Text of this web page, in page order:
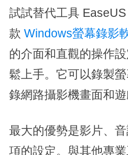
試試替代工具
款 Windows螢幕錄影
的介面和直觀的操作
鬆上手。它可以錄製
錄網路攝影機畫面和遊
最大的優勢是影片、
項的設定。與其他專